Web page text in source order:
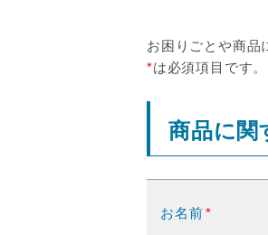
お困りごとや商品
*は必須項目です。
商品に関
お名前 *